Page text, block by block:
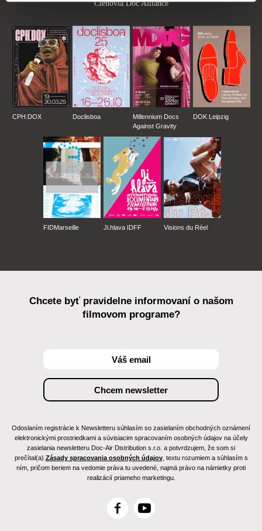
Členovia Doc Alliance
CPH:DOX Doclisboa
Millennium Docs
Against Gravity
DOK Leipzig
FIDMarseille Ji.hlava IDFF Visions du Réel
Chcete byť pravidelne informovaní o našom
filmovom programe?
Odoslaním registrácie k Newsletteru súhlasím so zasielaním obchodných oznámení
elektronickými prostriedkami a súvisiacim spracovaním osobných údajov na účely
zasielania newsletteru Doc-Air Distribution s.r.o. a potvrdzujem, že som si
prečítal(a) Zásady spracovania osobných údajov, textu rozumiem a súhlasím s
ním, pričom beriem na vedomie práva tu uvedené, najmä právo na námietky proti
realizácií priameho marketingu.
F
Y